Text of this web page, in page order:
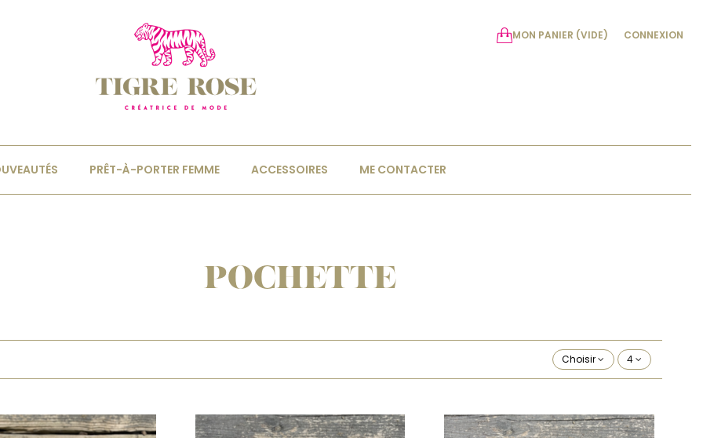
MON PANIER (VIDE) CONNEXION
PRÊT-À-PORTER FEMME ACCESSOIRES ME CONTACTER
POCHETTE
Choisir 4